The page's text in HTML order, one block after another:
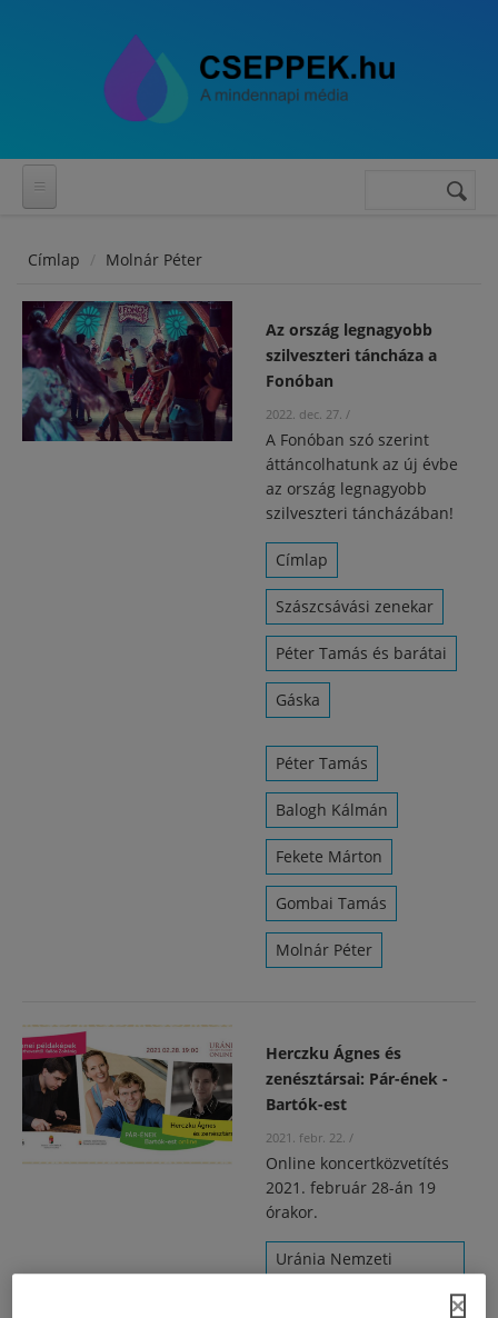
Keresés
Címlap Molnár Péter
Az ország legnagyobb
szilveszteri táncháza a
Fonóban
2022. dec. 27. /
A Fonóban szó szerint
áttáncolhatunk az új évbe
az ország legnagyobb
szilveszteri táncházában!
Címlap
Szászcsávási zenekar
Péter Tamás és barátai
Gáska
Péter Tamás
Balogh Kálmán
Fekete Márton
Gombai Tamás
Molnár Péter
Herczku Ágnes és
zenésztársai: Pár-ének -
Bartók-est
2021. febr. 22. /
Online koncertközvetítés
2021. február 28-án 19
órakor.
Uránia Nemzeti